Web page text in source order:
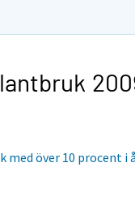
över 10 procent i